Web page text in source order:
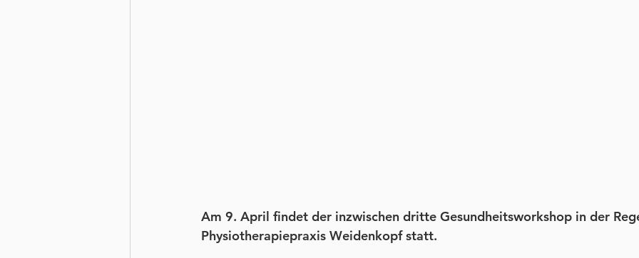
Am 9. April findet der inzwischen dritte Gesundheitsworkshop in der
Physiotherapiepraxis Weidenkopf statt.